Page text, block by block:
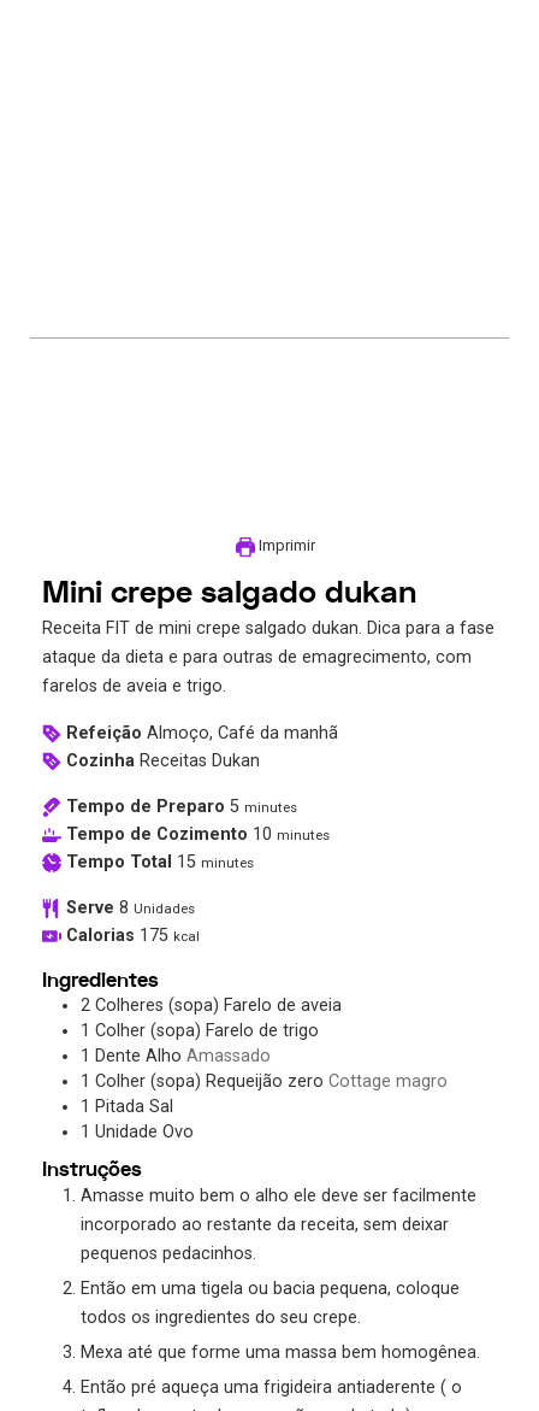
Imprimir
Mini crepe salgado dukan
Receita FIT de mini crepe salgado dukan. Dica para a fase
ataque da dieta e para outras de emagrecimento, com
farelos de aveia e trigo.
Refeição Almoço, Café da manhã
Cozinha Receitas Dukan
Tempo de Preparo 5 minutes
Tempo de Cozimento 10 minutes
Tempo Total 15 minutes
Serve 8 Unidades
Calorias 175 kcal
Ingredientes
2 Colheres (sopa) Farelo de aveia
1 Colher (sopa) Farelo de trigo
1 Dente Alho Amassado
1 Colher (sopa) Requeijão zero Cottage magro
1 Pitada Sal
1 Unidade Ovo
Instruções
Amasse muito bem o alho ele deve ser facilmente
incorporado ao restante da receita, sem deixar
pequenos pedacinhos.
Então em uma tigela ou bacia pequena, coloque
todos os ingredientes do seu crepe.
Mexa até que forme uma massa bem homogênea.
Então pré aqueça uma frigideira antiaderente ( o